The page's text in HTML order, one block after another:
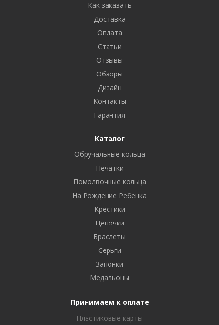
Как заказать
Доставка
Оплата
Статьи
Отзывы
Обзоры
Дизайн
Контакты
Гарантия
Каталог
Обручальные кольца
Печатки
Помолвочные кольца
На Рождение Ребенка
Крестики
Цепочки
Браслеты
Серьги
Запонки
Медальоны
Принимаем к оплате
Пластиковые карты